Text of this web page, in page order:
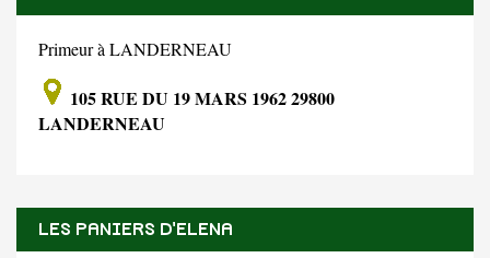
Primeur à LANDERNEAU
105 RUE DU 19 MARS 1962 29800
LANDERNEAU
LES PANIERS D'ELENA